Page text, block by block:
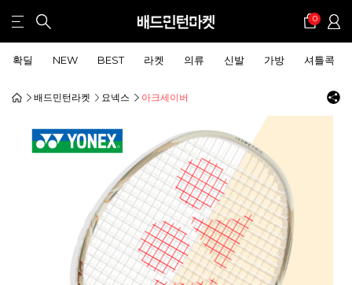
0
확딜 NEW BEST 라켓 의류 신발 가방 셔틀콕
배드민턴라켓 요넥스 아크세이버